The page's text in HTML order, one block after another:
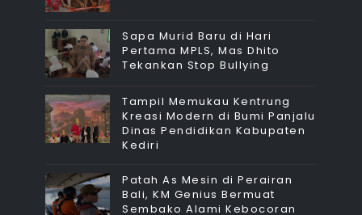
Sapa Murid Baru di Hari
Pertama MPLS, Mas Dhito
Tekankan Stop Bullying
Tampil Memukau Kentrung
Kreasi Modern di Bumi Panjalu
Dinas Pendidikan Kabupaten
Kediri
Patah As Mesin di Perairan
Bali, KM Genius Bermuat
Sembako Alami Kebocoran